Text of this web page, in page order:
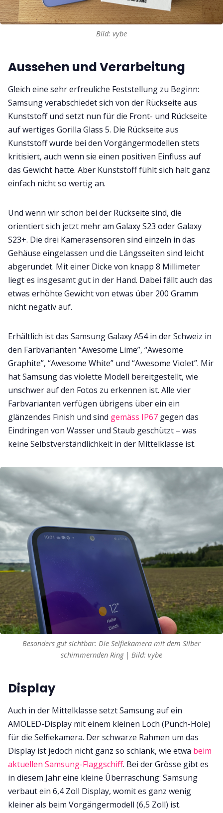
Bild: vybe
Aussehen und Verarbeitung
Gleich eine sehr erfreuliche Feststellung zu Beginn:
Samsung verabschiedet sich von der Rückseite aus
Kunststoff und setzt nun für die Front- und Rückseite
auf wertiges Gorilla Glass 5. Die Rückseite aus
Kunststoff wurde bei den Vorgängermodellen stets
kritisiert, auch wenn sie einen positiven Einfluss auf
das Gewicht hatte. Aber Kunststoff fühlt sich halt ganz
einfach nicht so wertig an.
Und wenn wir schon bei der Rückseite sind, die
orientiert sich jetzt mehr am Galaxy S23 oder Galaxy
S23+. Die drei Kamerasensoren sind einzeln in das
Gehäuse eingelassen und die Längsseiten sind leicht
abgerundet. Mit einer Dicke von knapp 8 Millimeter
liegt es insgesamt gut in der Hand. Dabei fällt auch das
etwas erhöhte Gewicht von etwas über 200 Gramm
nicht negativ auf.
Erhältlich ist das Samsung Galaxy A54 in der Schweiz in
den Farbvarianten “Awesome Lime”, “Awesome
Graphite”, “Awesome White” und “Awesome Violet”. Mir
hat Samsung das violette Modell bereitgestellt, wie
unschwer auf den Fotos zu erkennen ist. Alle vier
Farbvarianten verfügen übrigens über ein ein
glänzendes Finish und sind gemäss IP67 gegen das
Eindringen von Wasser und Staub geschützt – was
keine Selbstverständlichkeit in der Mittelklasse ist.
Besonders gut sichtbar: Die Selfiekamera mit dem Silber
schimmernden Ring | Bild: vybe
Display
Auch in der Mittelklasse setzt Samsung auf ein
AMOLED-Display mit einem kleinen Loch (Punch-Hole)
für die Selfiekamera. Der schwarze Rahmen um das
Display ist jedoch nicht ganz so schlank, wie etwa beim
aktuellen Samsung-Flaggschiff. Bei der Grösse gibt es
in diesem Jahr eine kleine Überraschung: Samsung
verbaut ein 6,4 Zoll Display, womit es ganz wenig
kleiner als beim Vorgängermodell (6,5 Zoll) ist.